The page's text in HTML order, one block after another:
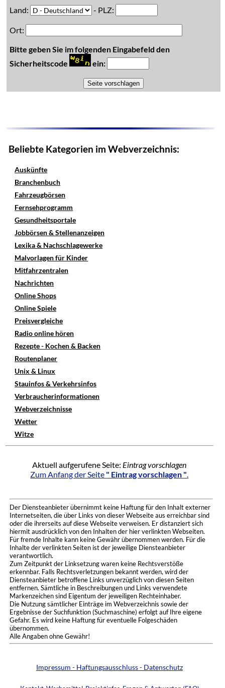
Land:
- PLZ:
Ort:
Bitte geben Sie im folgenden Eingabefeld den
Sicherheitscode
ein:
Beliebte Kategorien im Webverzeichnis:
Auskünfte
Branchenbuch
Fahrzeugbörsen
Fernsehprogramm
Gesundheitsportale
Jobbörsen & Stellenanzeigen
Lexika & Nachschlagewerke
Malvorlagen für Kinder
Mitfahrzentralen
Nachrichten
Online Shops
Online Spiele
Preisvergleiche
Radio online hören
Rezepte - Kochen & Backen
Routenplaner
Unix & Linux
Stauinfos & Verkehrsinfos
Verbraucherinformationen
Webverzeichnisse
Wetter
Witze
Aktuell aufgerufene Seite: Eintrag vorschlagen
Zum Anfang der Seite " Eintrag vorschlagen ".
Der Diensteanbieter übernimmt keine Haftung für den Inhalt externer
Internetseiten, die über Links von dieser Webseite aus erreichbar sind
oder die ihrerseits auf diese Webseite verweisen. Er distanziert sich
hiermit ausdrücklich von den Inhalten der hier verlinkten Webseiten.
Für fremde Inhalte kann keine Gewähr übernommen werden. Für die
Inhalte der verlinkten Seiten ist der jeweilige Diensteanbieter
verantwortlich.
Zum Zeitpunkt der Linksetzung waren keine Rechtsverstöße
erkennbar. Falls Rechtsverletzungen bekannt werden, wird der
Diensteanbieter betroffene Links unverzüglich von diesen Seiten
entfernen. Sämtliche in Beschreibungen und Links verwendete
Markenzeichen sind Eigentum der jeweiligen Rechteinhaber.
Die Nutzung sämtlicher Einträge im Webverzeichnis sowie der
Ergebnisse der Suchfunktion (Suchmaschine) erfolgt auf Ihre eigene
Gefahr. Es wird keine Haftung für eventuelle Folgeschäden
übernommen.
Alle Angaben ohne Gewähr!
Impressum - Haftungsausschluss - Datenschutz